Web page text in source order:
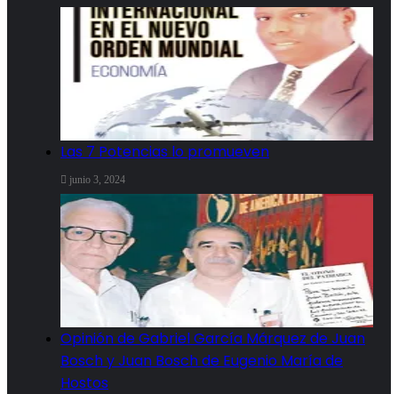
Las 7 Potencias lo promueven
junio 3, 2024
Opinión de Gabriel García Márquez de Juan
Bosch y Juan Bosch de Eugenio María de
Hostos